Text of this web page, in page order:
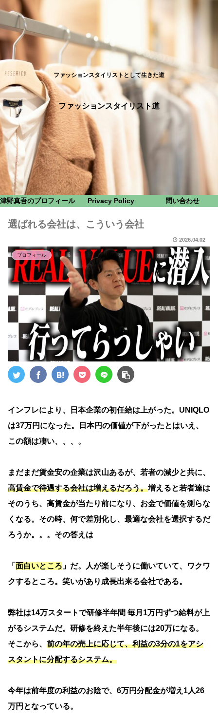
ファッションスタイリストとして生きた道
ファッションスタイリスト道
津野真吾のプロフィール Privacy Policy 問い合わせ
選ばれる会社は、こういう会社
2026.04.02
プロフィール
インフレにより、日本企業の初任給は上がった。UNIQLO
は37万円になった。日本円の価値が下がったとはいえ、
この額は凄い、、、。
まだまだ賃金安の企業は沢山あるが、若者の減少と共に、
高賃金で待遇する会社は増えるだろう。増えると若者達は
そのうち、高賃金が当たり前になり、お金で価値を測らな
くなる。その時、何で差別化し、最適な会社を選択するだ
ろうか。。。その答えは
「 面白いところ 」だ。人が楽しそうに働いていて、ワクワ
クするところ。笑いがあり成長出来る会社である。
弊社は14万スタートで研修半年間 毎月1万円ずつ給料が上
がるシステムだ。研修を終えた半年後には20万になる。
そこから、 前の年の売上に応じて、利益の3分の1をアシ
スタントに分配するシステム。
今年は前年度の利益のお陰で、6万円分配金が増え1人26
万円となっている。